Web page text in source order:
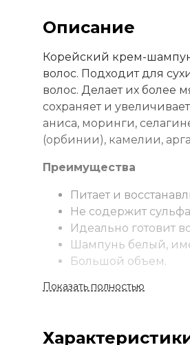
Описание
Корейский крем-
волос. Подходит для
волос. Делает их более
сохраняет и
аниса, моринги,
(орбинии), камелии,
Преимущества
Питает и
Не содержит
Идеально готовит
Шампунь белый,
Большой объем.
Применение
необходимости
Показать полностью